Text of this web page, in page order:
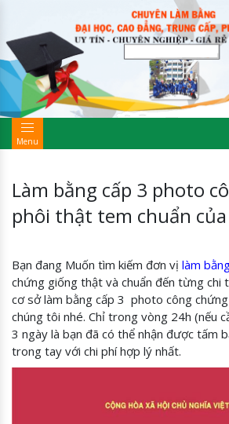
Menu
Làm bằng cấp 3 photo
phôi thật tem chuẩn
Bạn đang Muốn tìm kiếm đơn vị làm
chứng giống thật và chuẩn đến từng chi
cơ sở làm bằng cấp 3 photo công
chúng tôi nhé. Chỉ trong vòng 24h (nếu
3 ngày là bạn đã có thể nhận được tấm
trong tay với chi phí hợp lý nhất.